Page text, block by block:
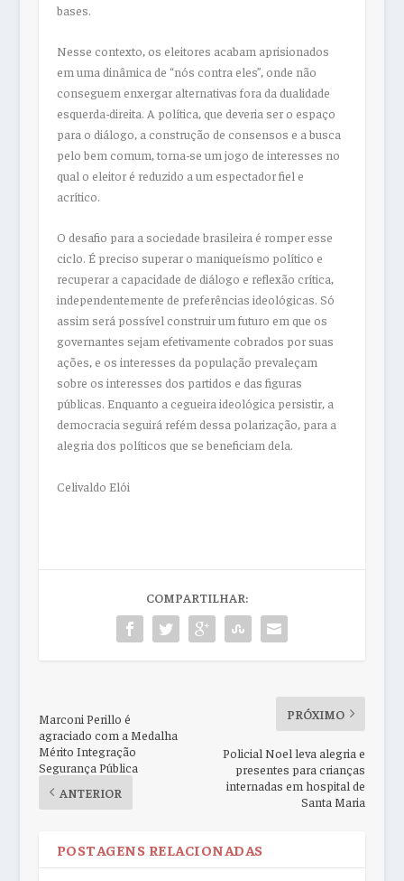
bases.
Nesse contexto, os eleitores acabam aprisionados
em uma dinâmica de “nós contra eles”, onde não
conseguem enxergar alternativas fora da dualidade
esquerda-direita. A política, que deveria ser o espaço
para o diálogo, a construção de consensos e a busca
pelo bem comum, torna-se um jogo de interesses no
qual o eleitor é reduzido a um espectador fiel e
acrítico.
O desafio para a sociedade brasileira é romper esse
ciclo. É preciso superar o maniqueísmo político e
recuperar a capacidade de diálogo e reflexão crítica,
independentemente de preferências ideológicas. Só
assim será possível construir um futuro em que os
governantes sejam efetivamente cobrados por suas
ações, e os interesses da população prevaleçam
sobre os interesses dos partidos e das figuras
públicas. Enquanto a cegueira ideológica persistir, a
democracia seguirá refém dessa polarização, para a
alegria dos políticos que se beneficiam dela.
Celivaldo Elói
COMPARTILHAR:
Marconi Perillo é
agraciado com a Medalha
Mérito Integração
Segurança Pública
ANTERIOR
PRÓXIMO
Policial Noel leva alegria e
presentes para crianças
internadas em hospital de
Santa Maria
POSTAGENS RELACIONADAS